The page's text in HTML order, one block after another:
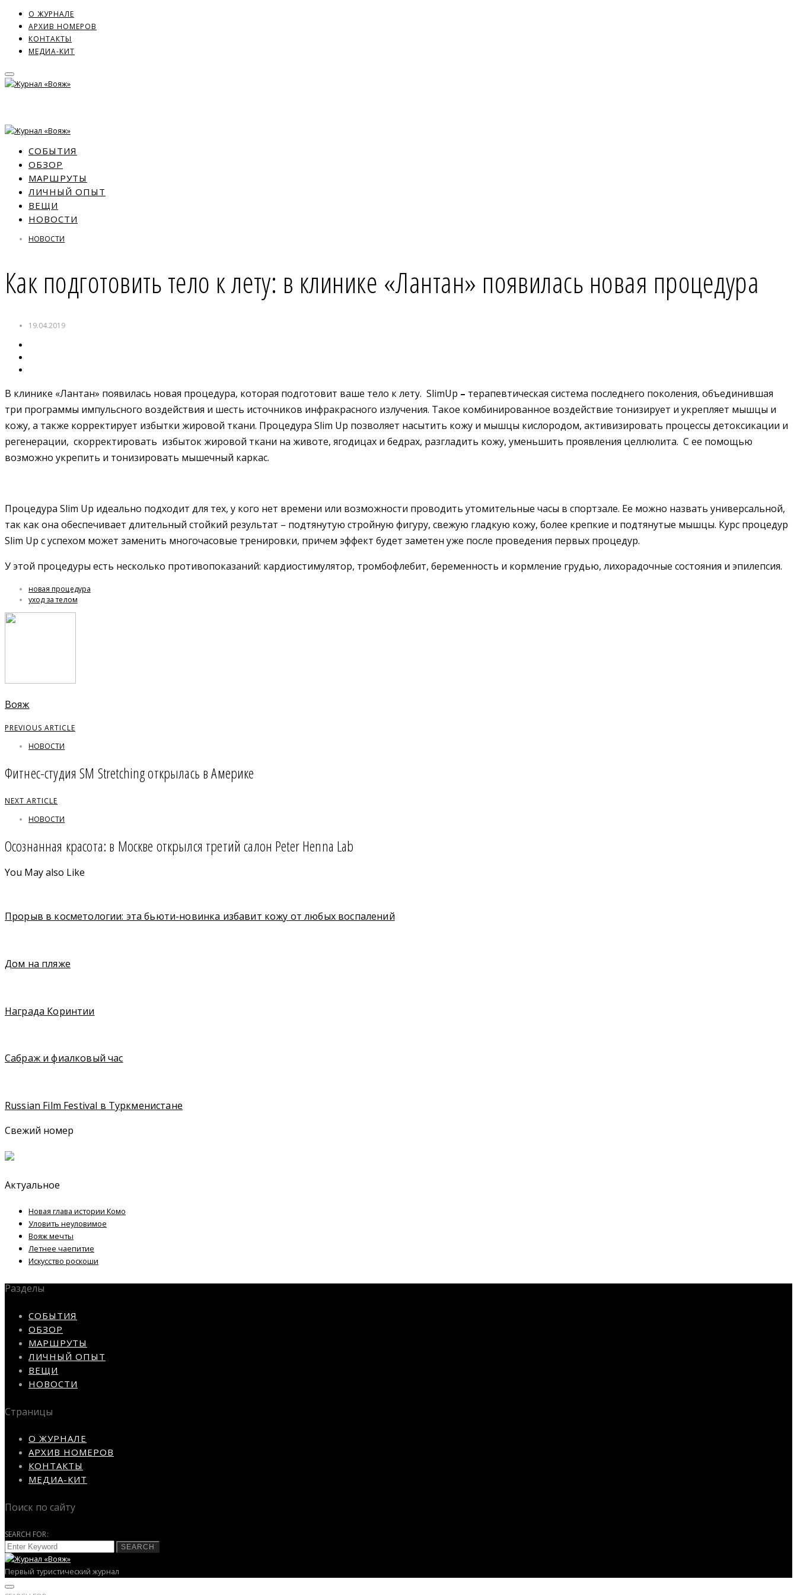
О ЖУРНАЛЕ
АРХИВ НОМЕРОВ
КОНТАКТЫ
МЕДИА-КИТ
СОБЫТИЯ
ОБЗОР
МАРШРУТЫ
ЛИЧНЫЙ ОПЫТ
ВЕЩИ
НОВОСТИ
НОВОСТИ
Как подготовить тело к лету: в клинике «Лантан» появилась новая процедура
19.04.2019
В клинике «Лантан» появилась новая процедура, которая подготовит ваше тело к лету. SlimUp – терапевтическая система последнего поколения, объединившая
три программы импульсного воздействия и шесть источников инфракрасного излучения. Такое комбинированное воздействие тонизирует и укрепляет мышцы и
кожу, а также корректирует избытки жировой ткани. Процедура Slim Up позволяет насытить кожу и мышцы кислородом, активизировать процессы детоксикации и
регенерации, скорректировать избыток жировой ткани на животе, ягодицах и бедрах, разгладить кожу, уменьшить проявления целлюлита. С ее помощью
возможно укрепить и тонизировать мышечный каркас.
Процедура Slim Up идеально подходит для тех, у кого нет времени или возможности проводить утомительные часы в спортзале. Ее можно назвать универсальной,
так как она обеспечивает длительный стойкий результат – подтянутую стройную фигуру, свежую гладкую кожу, более крепкие и подтянутые мышцы. Курс процедур
Slim Up с успехом может заменить многочасовые тренировки, причем эффект будет заметен уже после проведения первых процедур.
У этой процедуры есть несколько противопоказаний: кардиостимулятор, тромбофлебит, беременность и кормление грудью, лихорадочные состояния и эпилепсия.
новая процедура
уход за телом
Вояж
PREVIOUS ARTICLE
НОВОСТИ
Фитнес-студия SM Stretching открылась в Америке
NEXT ARTICLE
НОВОСТИ
Осознанная красота: в Москве открылся третий салон Peter Henna Lab
You May also Like
Прорыв в косметологии: эта бьюти-новинка избавит кожу от любых воспалений
Дом на пляже
Награда Коринтии
Сабраж и фиалковый час
Russian Film Festival в Туркменистане
Свежий номер
Актуальное
Новая глава истории Комо
Уловить неуловимое
Вояж мечты
Летнее чаепитие
Искусство роскоши
Разделы
СОБЫТИЯ
ОБЗОР
МАРШРУТЫ
ЛИЧНЫЙ ОПЫТ
ВЕЩИ
НОВОСТИ
Страницы
О ЖУРНАЛЕ
АРХИВ НОМЕРОВ
КОНТАКТЫ
МЕДИА-КИТ
Поиск по сайту
SEARCH FOR:
SEARCH
Первый туристический журнал